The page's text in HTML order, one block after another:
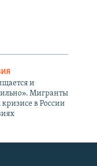
и
Мигранты
в России